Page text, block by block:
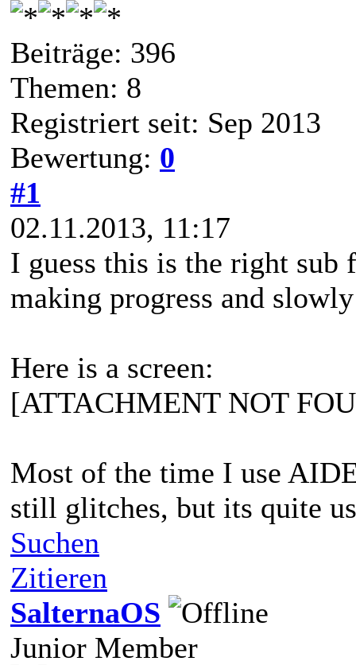
Beiträge: 396
Themen: 8
Registriert seit: Sep 2013
Bewertung: 0
#1
02.11.2013, 11:17
I guess this is the right
making progress and
Here is a screen:
[ATTACHMENT NOT
Most of the time I use
still glitches, but its quite
Suchen
Zitieren
SalternaOS
Junior Member